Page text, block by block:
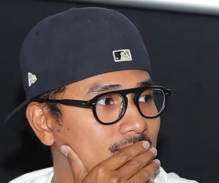
Share to others
Pinterest